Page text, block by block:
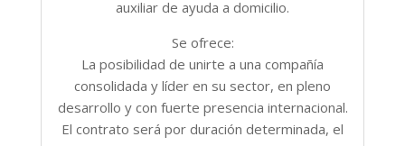
auxiliar de ayuda a domicilio.
Se ofrece:
La posibilidad de unirte a una compañía
consolidada y líder en su sector, en pleno
desarrollo y con fuerte presencia internacional.
El contrato será por duración determinada, el